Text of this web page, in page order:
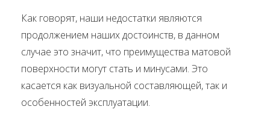
Как говорят, наши недостатки являются
продолжением наших достоинств, в данном
случае это значит, что преимущества матовой
поверхности могут стать и минусами. Это
касается как визуальной составляющей, так и
особенностей эксплуатации.